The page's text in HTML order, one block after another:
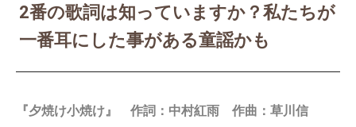
2番の歌詞は知っていますか？私たちが
一番耳にした事がある童謡かも
『夕焼け小焼け』 作詞：中村紅雨 作曲：草川信